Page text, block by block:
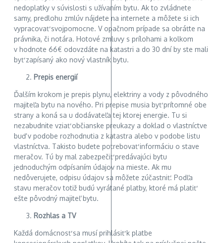
nedoplatky v súvislosti s užívaním bytu. Ak to zvládnete
samy, predlohu zmlúv nájdete na internete a môžete si ich
vypracovať svojpomocne. V opačnom prípade sa obráťte na
právnika, či notára. Hotové zmluvy s prílohami a kolkom
v hodnote 66€ odovzdáte na katastri a do 30 dní by ste mali
byť zapísaný ako nový vlastník bytu.
Prepis energií
Ďalším krokom je prepis plynu, elektriny a vody z pôvodného
majiteľa bytu na nového. Pri prepise musia byť prítomné obe
strany a koná sa u dodávateľa tej ktorej energie. Tu si
nezabudnite vziať občianske preukazy a doklad o vlastníctve
buď v podobe rozhodnutia z katastra alebo v podobe listu
vlastníctva. Takisto budete potrebovať informáciu o stave
meračov. Tú by mal zabezpečiť predávajúci bytu
jednoduchým odpísaním údajov na mieste. Ak mu
nedôverujete, odpisu údajov sa môžete zúčastniť. Podľa
stavu meračov totiž budú vyrátané platby, ktoré má platiť
ešte pôvodný majiteľ bytu.
Rozhlas a TV
Každá domácnosť sa musí prihlásiť k platbe